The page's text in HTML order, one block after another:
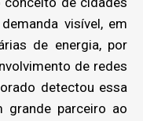
visível, em
de energia, por
de redes
detectou essa
grande parceiro ao